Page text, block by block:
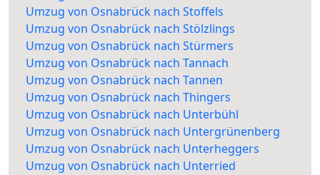
Umzug von Osnabrück nach Stoffels
Umzug von Osnabrück nach Stölzlings
Umzug von Osnabrück nach Stürmers
Umzug von Osnabrück nach Tannach
Umzug von Osnabrück nach Tannen
Umzug von Osnabrück nach Thingers
Umzug von Osnabrück nach Unterbühl
Umzug von Osnabrück nach Untergrünenberg
Umzug von Osnabrück nach Unterheggers
Umzug von Osnabrück nach Unterried